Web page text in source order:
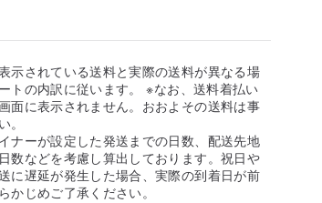
示されている送料と実際の送料が異なる場
トの内訳に従います。 ※なお、送料着払い
面に表示されません。おおよその送料は事
ナーが設定した発送までの日数、配送先地
数などを考慮し算出しております。祝日や
に遅延が発生した場合、実際の到着日が前
かじめご了承ください。